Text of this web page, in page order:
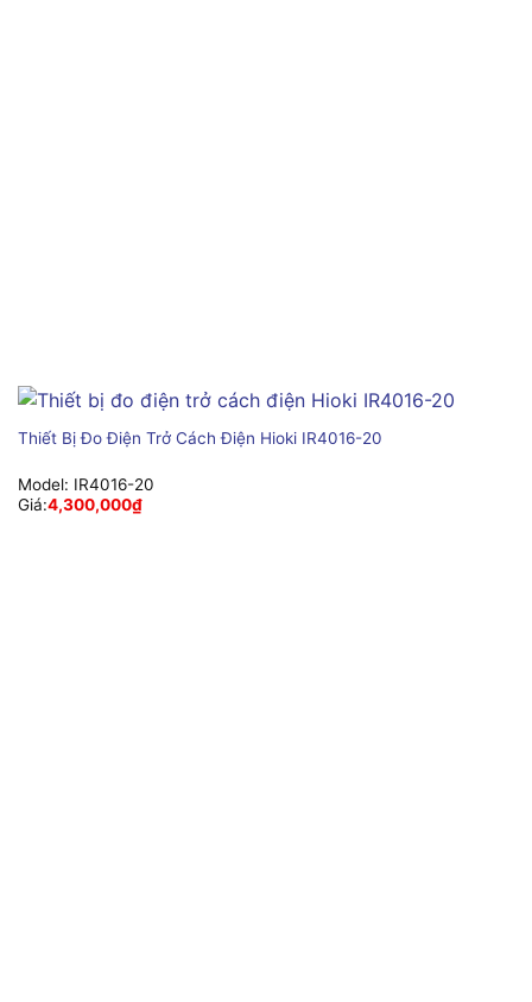
Thiết Bị Đo Điện Trở Cách Điện Hioki IR4016-20
Model: IR4016-20
Giá:4,300,000₫